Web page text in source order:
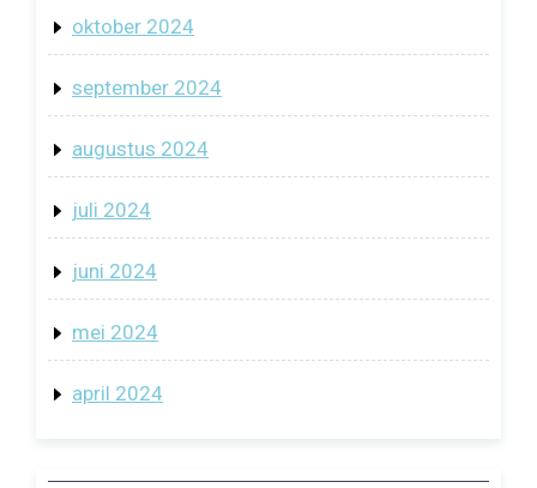
oktober 2024
september 2024
augustus 2024
juli 2024
juni 2024
mei 2024
april 2024